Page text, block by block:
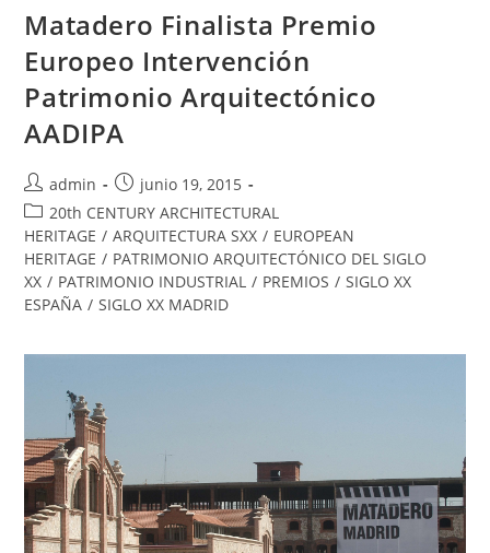
Matadero Finalista Premio
Europeo Intervención
Patrimonio Arquitectónico
AADIPA
admin
junio 19, 2015
20th CENTURY ARCHITECTURAL
HERITAGE / ARQUITECTURA SXX / EUROPEAN
HERITAGE / PATRIMONIO ARQUITECTÓNICO DEL SIGLO
XX / PATRIMONIO INDUSTRIAL / PREMIOS / SIGLO XX
ESPAÑA / SIGLO XX MADRID